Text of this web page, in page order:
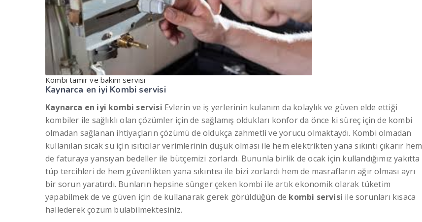
Kombi tamir ve bakım servisi
Kaynarca en iyi Kombi servisi
Kaynarca en iyi kombi servisi Evlerin ve iş yerlerinin kulanım da kolaylık ve güven elde ettiği
kombiler ile sağlıklı olan çözümler için de sağlamış oldukları konfor da önce ki süreç için de kombi
olmadan sağlanan ihtiyaçların çözümü de oldukça zahmetli ve yorucu olmaktaydı. Kombi olmadan
kullanılan sıcak su için ısıtıcılar verimlerinin düşük olması ile hem elektrikten yana sıkıntı çıkarır hem
de faturaya yansıyan bedeller ile bütçemizi zorlardı. Bununla birlik de ocak için kullandığımız yakıtta
tüp tercihleri de hem güvenlikten yana sıkıntısı ile bizi zorlardı hem de masrafların ağır olması ayrı
bir sorun yaratırdı. Bunların hepsine sünger çeken kombi ile artık ekonomik olarak tüketim
yapabilmek de ve güven için de kullanarak gerek görüldüğün de kombi servisi ile sorunları kısaca
hallederek çözüm bulabilmektesiniz.